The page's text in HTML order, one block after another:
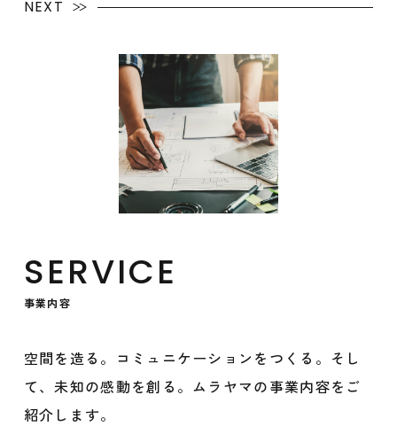
NEXT
事業内容
SERVICE
空間を造る。コミュニケーションをつくる。そし
て、未知の感動を創る。ムラヤマの事業内容をご
紹介します。